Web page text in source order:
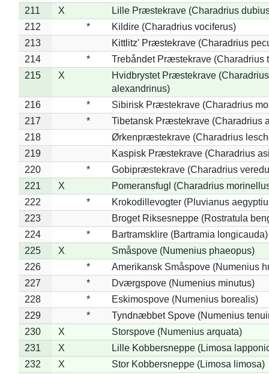
211
X
Lille Præstekrave (Charadrius
212
*
Kildire (Charadrius vociferus)
213
Kittlitz' Præstekrave (Charadrius
214
*
Trebåndet Præstekrave (Charadrius
215
X
Hvidbrystet Præstekrave (Charadrius
alexandrinus)
216
*
Sibirisk Præstekrave (Charadrius
217
*
Tibetansk Præstekrave (Charadrius
218
Ørkenpræstekrave (Charadrius
219
Kaspisk Præstekrave (Charadrius
220
*
Gobipræstekrave (Charadrius
221
X
Pomeransfugl (Charadrius
222
*
Krokodillevogter (Pluvianus
223
Broget Riksesneppe (Rostratula
224
*
Bartramsklire (Bartramia longicauda)
225
X
Småspove (Numenius phaeopus)
226
*
Amerikansk Småspove (Numenius
227
*
Dværgspove (Numenius minutus)
228
*
Eskimospove (Numenius borealis)
229
*
Tyndnæbbet Spove (Numenius
230
X
Storspove (Numenius arquata)
231
X
Lille Kobbersneppe (Limosa
232
X Stor Kobbersneppe (Limosa limosa)